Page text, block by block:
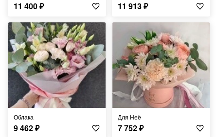
11 400₽ 11 913₽
Облака
9 462₽
Для Неё
7 752₽